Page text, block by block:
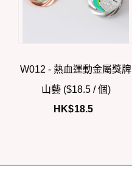
W012 - 熱血運動金屬獎牌
山藝 ($18.5 / 個)
HK$18.5